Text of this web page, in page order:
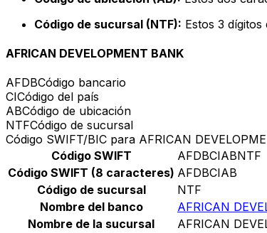
Código de sucursal (NTF): Estos 3
AFRICAN DEVELOPMENT BANK
AFDBCódigo bancario
CICódigo del país
ABCódigo de ubicación
NTFCódigo de sucursal
Código SWIFT/BIC para AFRICAN
Código SWIFT
AFDBCIABNTF
Código SWIFT (8 caracteres) AFDBCIAB
Código de sucursal
NTF
Nombre del banco
AFRICAN
Nombre de la sucursal
AFRICAN